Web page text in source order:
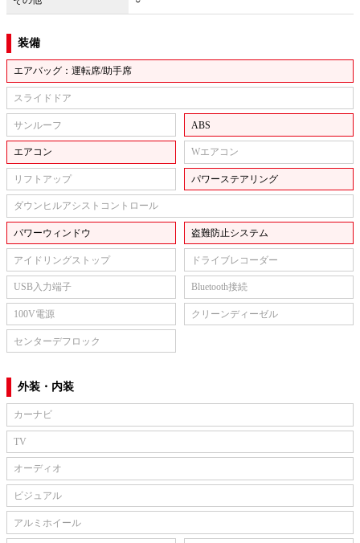
装備
エアバッグ：運転席/助手席
スライドドア
サンルーフ ABS
エアコン Wエアコン
リフトアップ パワーステアリング
ダウンヒルアシストコントロール
パワーウィンドウ 盗難防止システム
アイドリングストップ ドライブレコーダー
USB入力端子 Bluetooth接続
100V電源 クリーンディーゼル
センターデフロック
外装・内装
カーナビ
TV
オーディオ
ビジュアル
アルミホイール